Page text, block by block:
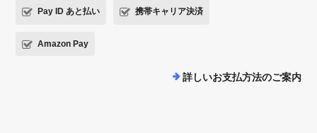
Pay ID あと払い 携帯キャリア決済
Amazon Pay
詳しいお支払方法のご案内